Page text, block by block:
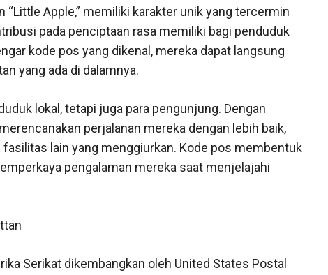
“Little Apple,” memiliki karakter unik yang tercermin
pada penciptaan rasa memiliki bagi penduduk
kode pos yang dikenal, mereka dapat langsung
yang ada di dalamnya.
lokal, tetapi juga para pengunjung. Dengan
perjalanan mereka dengan lebih baik,
lain yang menggiurkan. Kode pos membentuk
pengalaman mereka saat menjelajahi
Serikat dikembangkan oleh United States Postal